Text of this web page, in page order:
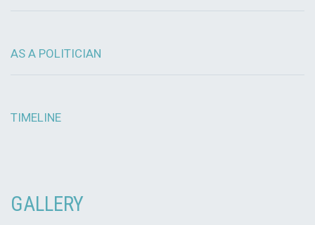
AS A POLITICIAN
TIMELINE
GALLERY